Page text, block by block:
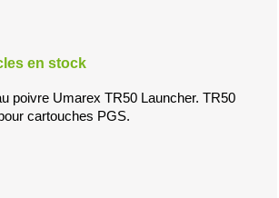
en stock
poivre Umarex TR50 Launcher. TR50
cartouches PGS.